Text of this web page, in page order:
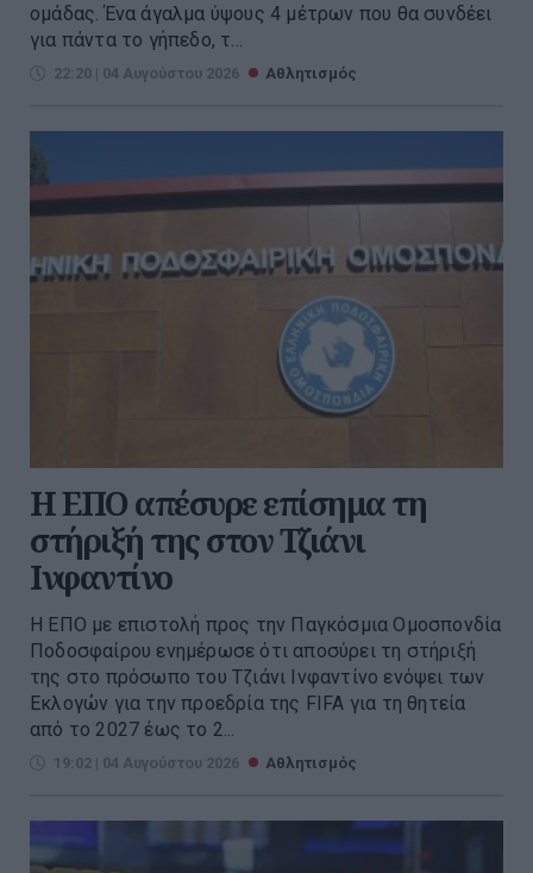
ομάδας. Ένα άγαλμα ύψους 4 μέτρων που θα συνδέει
για πάντα το γήπεδο, τ...
22:20 | 04 Αυγούστου 2026 Αθλητισμός
Η ΕΠΟ απέσυρε επίσημα τη
στήριξή της στον Τζιάνι
Ινφαντίνο
Η ΕΠΟ με επιστολή προς την Παγκόσμια Ομοσπονδία
Ποδοσφαίρου ενημέρωσε ότι αποσύρει τη στήριξή
της στο πρόσωπο του Τζιάνι Ινφαντίνο ενόψει των
Εκλογών για την προεδρία της FIFA για τη θητεία
από το 2027 έως το 2...
19:02 | 04 Αυγούστου 2026 Αθλητισμός